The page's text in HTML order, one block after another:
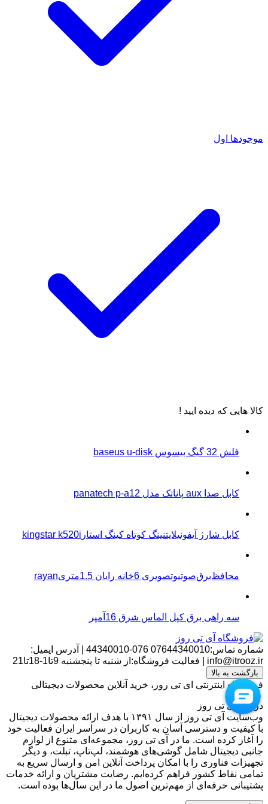
موجودها اول
کالا هایی که دیده ایید !
فلش 32 گیگ بیسوس baseus u-disk
کابل صدا aux پاناتک مدل panatech p-a12
کابل شارژ آیفونیلایتنینگ کوتاه کینگ استارkingstar k520i
محافظ‌برق‌صوتیو‌تصویری 6خانه رایان 1.5متریrayan
سه راهی برق کپل الماس شرق 16آمپر
شماره تماس:07644340010 076-44340010
آدرس ایمیل:
info@itrooz.ir
فعالیت فروشگاه:از شنبه تا پنجشنبه 9تا1-18تا21
بازگشت به بالا
فروشگاه اینترنتی ای تی روز، خرید آنلاین محصولات دیجیتالی
درباره آی تی روز
وب‌سایت آی تی روز از سال ۱۳۹۱ با هدف ارائه محصولات دیجیتال
با کیفیت و دسترسی آسان به کاربران در سراسر ایران فعالیت خود
را آغاز کرده است. ما در آی تی روز، مجموعه‌ای متنوع از لوازم
جانبی دیجیتال شامل گوشی‌های هوشمند، لپ‌تاپ، تبلت، و دیگر
تجهیزات فناوری را با امکان پرداخت آنلاین امن و ارسال سریع به
تمامی نقاط کشور فراهم کرده‌ایم. رضایت مشتریان و ارائه خدمات
پشتیبانی حرفه‌ای از مهم‌ترین اصول ما در این سال‌ها بوده است.